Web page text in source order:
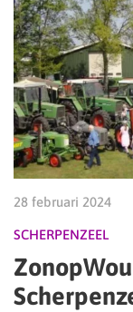
28 februari 2024
SCHERPENZEEL